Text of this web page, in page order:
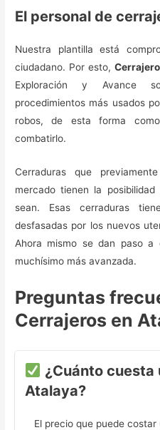
El personal de
Nuestra plantilla está
ciudadano. Por esto,
Exploración y Avance
procedimientos más usados
robos, de esta forma
combatirlo.
Cerraduras que
mercado tienen la
sean. Esas cerraduras
desfasadas por los nuevos
Ahora mismo se dan paso a
muchísimo más avanzada.
Preguntas
Cerrajeros en
¿Cuánto cuesta
Atalaya?
El precio que puede